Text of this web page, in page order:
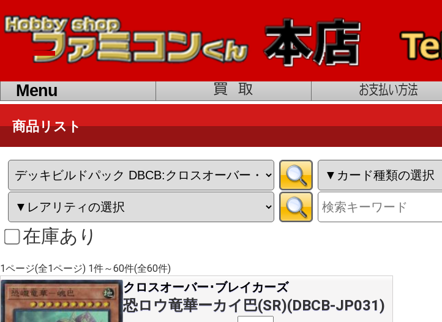
toggle
navigation
Menu
商品リスト
在庫あり
1ページ(全1ページ) 1件～60件(全60件)
クロスオーバー･ブレイカーズ
恐ロウ竜華ーカイ巴(SR)(DBCB-JP031)